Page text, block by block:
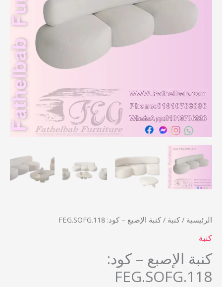
الرئيسية / كنبة / كنبة الإصبع – كود: FEG.SOFG.118
كنبة
كنبة الإصبع – كود:
FEG.SOFG.118
FEG.SOFG.118